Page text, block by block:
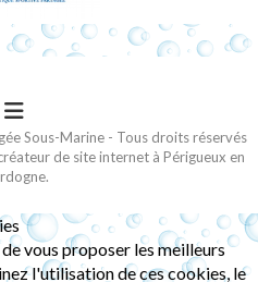
Sous-Marine - Tous droits réservés
de site internet à Périgueux en
vous proposer les meilleurs
l'utilisation de ces cookies, le